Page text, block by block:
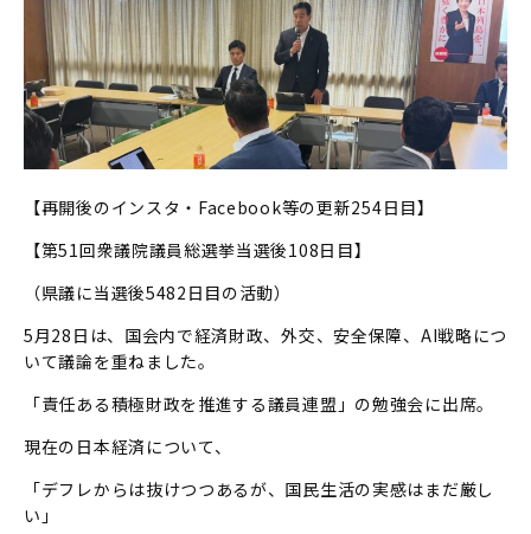
【再開後のインスタ・Facebook等の更新254日目】
【第51回衆議院議員総選挙当選後108日目】
（県議に当選後5482日目の活動）
5月28日は、国会内で経済財政、外交、安全保障、AI戦略につ
いて議論を重ねました。
「責任ある積極財政を推進する議員連盟」の勉強会に出席。
現在の日本経済について、
「デフレからは抜けつつあるが、国民生活の実感はまだ厳し
い」